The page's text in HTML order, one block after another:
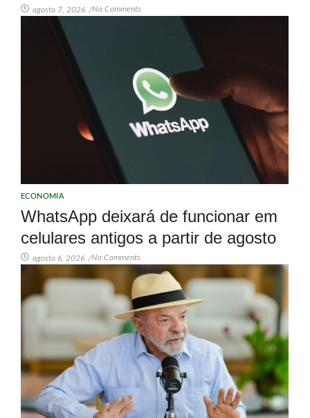
agosto 7, 2026 /No Comments
ECONOMIA
WhatsApp deixará de funcionar em
celulares antigos a partir de agosto
agosto 6, 2026 /No Comments